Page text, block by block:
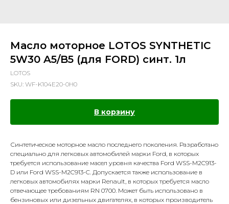
Масло моторное LOTOS SYNTHETIC
5W30 A5/B5 (для FORD) синт. 1л
LOTOS
SKU: WF-K104E20-0H0
В корзину
Синтетическое моторное масло последнего поколения. Разработано
специально для легковых автомобилей марки Ford, в которых
требуется использование масел уровня качества Ford WSS-M2C913-
D или Ford WSS-M2C913-C. Допускается также использование в
легковых автомобилях марки Renault, в которых требуется масло
отвечающее требованиям RN 0700. Может быть использовано в
бензиновых или дизельных двигателях, в которых производитель